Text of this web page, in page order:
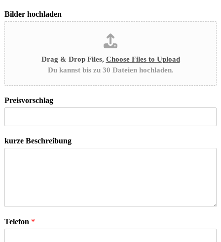
Bilder hochladen
Drag & Drop Files, Choose Files to Upload
Du kannst bis zu 30 Dateien hochladen.
Preisvorschlag
kurze Beschreibung
Telefon *